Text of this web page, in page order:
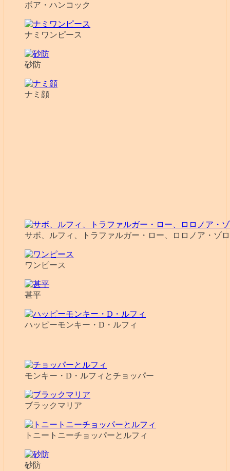
ボア・ハンコック
ナミワンピース
砂防
ナミ顔
サボ、ルフィ、トラファルガー・ロー、ロロノア・ゾロ
ワンピース
甚平
ハッピーモンキー・D・ルフィ
モンキー・D・ルフィとチョッパー
ブラックマリア
トニートニーチョッパーとルフィ
砂防